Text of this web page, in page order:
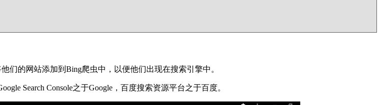
们的网站添加到Bing爬虫中，以便他们出现在搜索引擎中。
Search Console之于Google，百度搜索资源平台之于百度。